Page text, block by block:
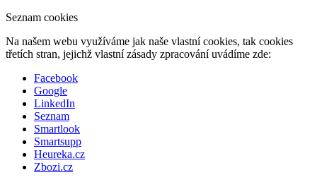
Seznam cookies
Na našem webu využíváme jak naše vlastní cookies, tak cookies
třetích stran, jejichž vlastní zásady zpracování uvádíme zde:
Facebook
Google
LinkedIn
Seznam
Smartlook
Smartsupp
Heureka.cz
Zbozi.cz